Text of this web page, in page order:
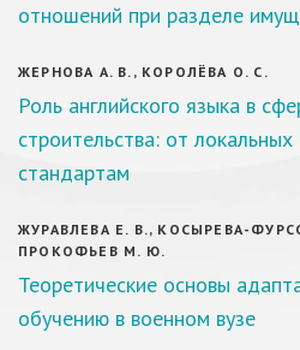
отношений при разделе
ЖЕРНОВА А. В., КОРОЛЁВА О. С.
Роль английского языка в
строительства: от
стандартам
ЖУРАВЛЕВА Е. В., КОСЫРЕВА-
ПРОКОФЬЕВ М. Ю.
Теоретические основы
обучению в военном вузе